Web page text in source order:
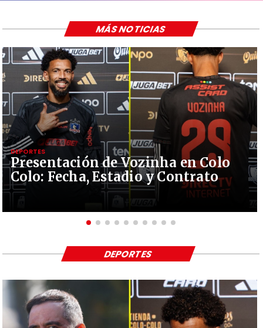
Presentación de Vozinha en Colo
Colo: Fecha, Estadio y Contrato
DEPORTES
MÁS NOTICIAS
DEPORTES